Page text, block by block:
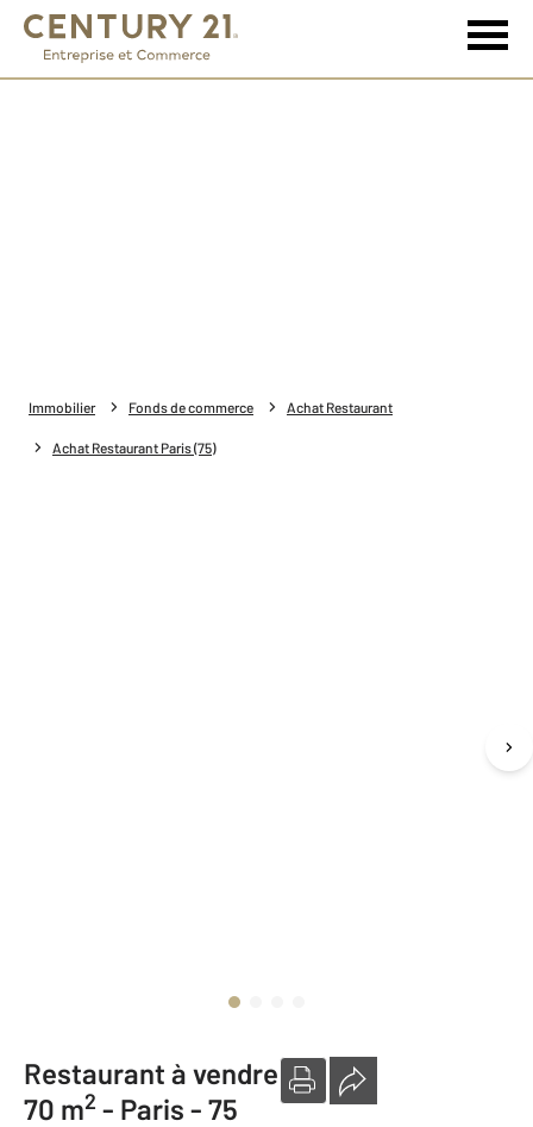
Immobilier Fonds de commerce Achat Restaurant
Achat Restaurant Paris (75)
Restaurant à vendre
70 m2 - Paris - 75